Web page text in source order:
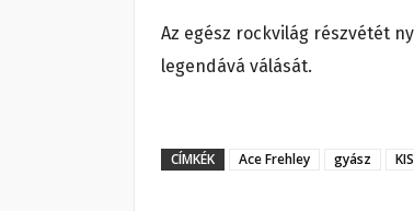
Az egész rockvilág részvétét
legendává válását.
CÍMKÉK Ace Frehley gyász